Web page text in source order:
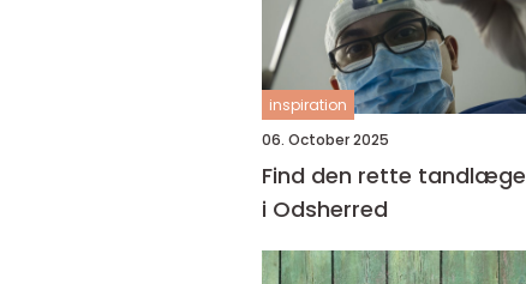
inspiration
06. October 2025
Find den rette tandlæge
i Odsherred